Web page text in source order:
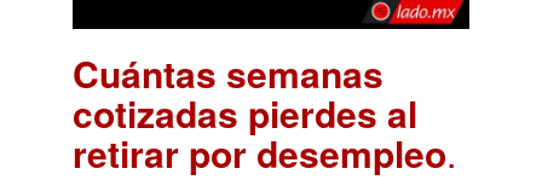
Cuántas semanas
cotizadas pierdes al
retirar por desempleo.